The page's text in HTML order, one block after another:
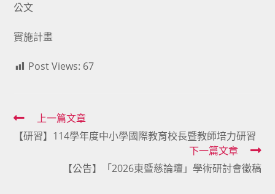
公文
實施計畫
Post Views: 67
Read
more
上一篇文章
【研習】114學年度中小學國際教育校長暨教師培力研習
下一篇文章
【公告】「2026東暨慈論壇」學術研討會徵稿